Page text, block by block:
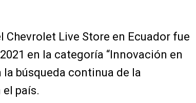
Chevrolet Live Store en Ecuador fue
en la categoría “Innovación en
búsqueda continua de la
el país.